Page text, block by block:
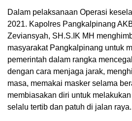
Dalam pelaksanaan Operasi
2021. Kapolres Pangkalpinang
Zeviansyah, SH.S.IK MH
masyarakat Pangkalpinang untuk
pemerintah dalam rangka
dengan cara menjaga jarak,
masa, memakai masker selama
membiasakan diri untuk
selalu tertib dan patuh di jalan raya.